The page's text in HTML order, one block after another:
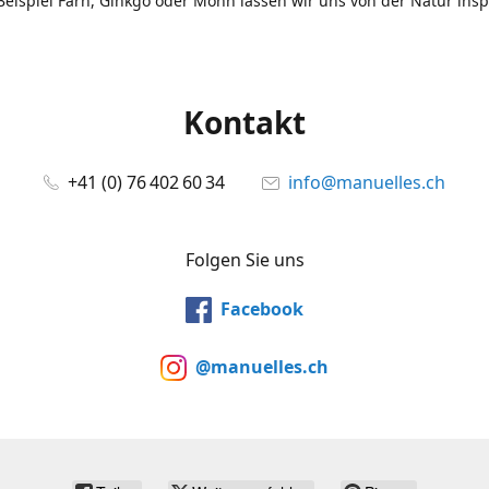
Kontakt
+41 (0) 76 402 60 34 info@manuelles.ch
Folgen Sie uns
Facebook
@manuelles.ch